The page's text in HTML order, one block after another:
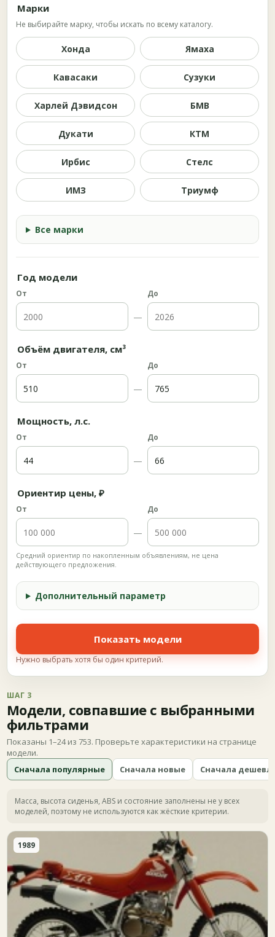
Марки
Не выбирайте марку, чтобы искать по всему каталогу.
Хонда Ямаха
Кавасаки Сузуки
Харлей Дэвидсон БМВ
Дукати КТМ
Ирбис Стелс
ИМЗ Триумф
Все марки
Год модели
От
—
До
Объём двигателя, см³
От
—
До
Мощность, л.с.
От
—
До
Ориентир цены, ₽
От
—
До
Средний ориентир по накопленным объявлениям, не цена
действующего предложения.
Дополнительный параметр
Показать модели
Нужно выбрать хотя бы один критерий.
ШАГ 3
Модели, совпавшие с выбранными
фильтрами
Показаны 1–24 из 753. Проверьте характеристики на странице
модели.
Сначала популярные
Сначала новые Сначала
Масса, высота сиденья, ABS и состояние заполнены не у всех
моделей, поэтому не используются как жёсткие критерии.
1989